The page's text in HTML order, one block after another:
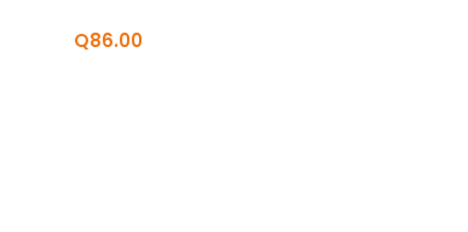
Q86.00